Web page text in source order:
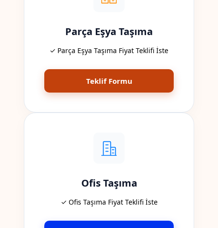
Parça Eşya Taşıma
✓ Parça Eşya Taşıma Fiyat Teklifi İste
Teklif Formu
Ofis Taşıma
✓ Ofis Taşıma Fiyat Teklifi İste